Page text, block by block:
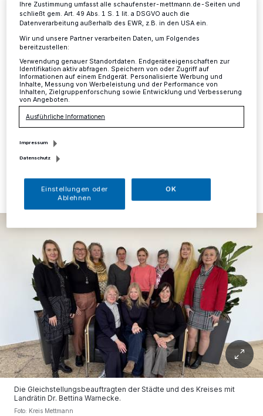
Gleichstellungsarbeit
Kreis·Mit einem klaren Bekenntnis zu
Chancengerechtigkeit hat Landrätin Dr. Bettina
Warnecke am Mittwoch die Gleichstellungsbeauftragten
der kreisangehörigen Städte im Mettmanner Kreishaus
empfangen. Anlass war die monatlich stattfindende
Gleichstellungskonferenz.
26.01.2026 , 14:34 Uhr
Die Gleichstellungsbeauftragten der Städte und des Kreises mit
Landrätin Dr. Bettina Warnecke.
Foto: Kreis Mettmann
Ihre Zustimmung umfasst alle schaufenster-mettmann.de-Seiten und
schließt gem. Art. 49 Abs. 1 S. 1 lit. a DSGVO auch die
Datenverarbeitung außerhalb des EWR, z.B. in den USA ein.
Wir und unsere Partner verarbeiten Daten, um Folgendes
bereitzustellen:
Verwendung genauer Standortdaten. Endgeräteeigenschaften zur
Identifikation aktiv abfragen. Speichern von oder Zugriff auf
Informationen auf einem Endgerät. Personalisierte Werbung und
Inhalte, Messung von Werbeleistung und der Performance von
Inhalten, Zielgruppenforschung sowie Entwicklung und Verbesserung
von Angeboten.
Ausführliche Informationen
Impressum
Datenschutz
Einstellungen oder
Ablehnen
OK